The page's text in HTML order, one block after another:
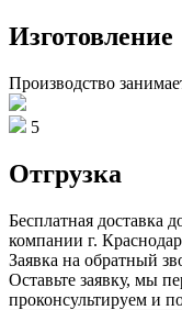
Изготовление
Производство
5
Отгрузка
Бесплатная доставка
компании г.
Заявка на обратный
Оставьте заявку, мы
проконсультируем и